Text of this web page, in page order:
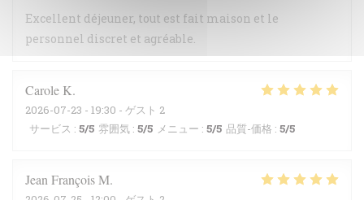
Excellent déjeuner, tout est fait maison et le
personnel discret et agréable.
Carole K
2026-07-23 - 19:30 - ゲスト 2
サービス : 5/5 雰囲気 : 5/5 メニュー : 5/5 品質-価格 : 5/5
Jean FrançoisM